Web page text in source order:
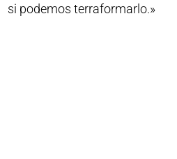
si podemos terraformarlo.»